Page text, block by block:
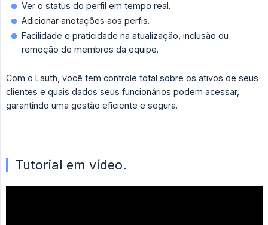
Ver o status do perfil em tempo real.
Adicionar anotações aos perfis.
Facilidade e praticidade na atualização, inclusão ou
remoção de membros da equipe.
Com o Lauth, você tem controle total sobre os ativos de seus
clientes e quais dados seus funcionários podem acessar,
garantindo uma gestão eficiente e segura.
Tutorial em vídeo.